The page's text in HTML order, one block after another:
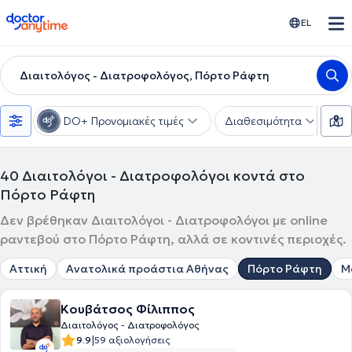
doctoranytime EL
Διαιτολόγος - Διατροφολόγος, Πόρτο Ράφτη
DO+ Προνομιακές τιμές Διαθεσιμότητα
40 Διαιτολόγοι - Διατροφολόγοι κοντά στο
Πόρτο Ράφτη
Δεν βρέθηκαν Διαιτολόγοι - Διατροφολόγοι με online
ραντεβού στο Πόρτο Ράφτη, αλλά σε κοντινές περιοχές.
Αττική Ανατολικά προάστια Αθήνας Πόρτο Ράφτη
Κουβάτσος Φίλιππος
Διαιτολόγος - Διατροφολόγος
9.9|59 αξιολογήσεις